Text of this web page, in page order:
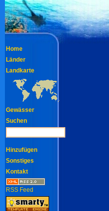
Home
Länder
Landkarte
Gewässer
Suchen
Hinzufügen
Sonstiges
Kontakt
RSS Feed